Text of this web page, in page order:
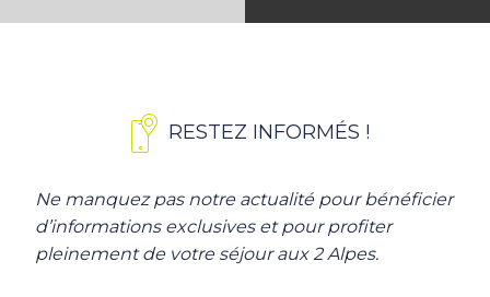
RESTEZ INFORMÉS !
Ne manquez pas notre actualité pour bénéficier
d’informations exclusives et pour profiter
pleinement de votre séjour aux 2 Alpes.